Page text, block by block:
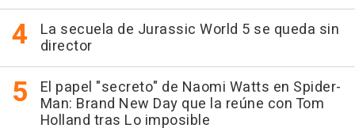
La secuela de Jurassic World 5 se queda sin
director
El papel "secreto" de Naomi Watts en Spider-
Man: Brand New Day que la reúne con Tom
Holland tras Lo imposible